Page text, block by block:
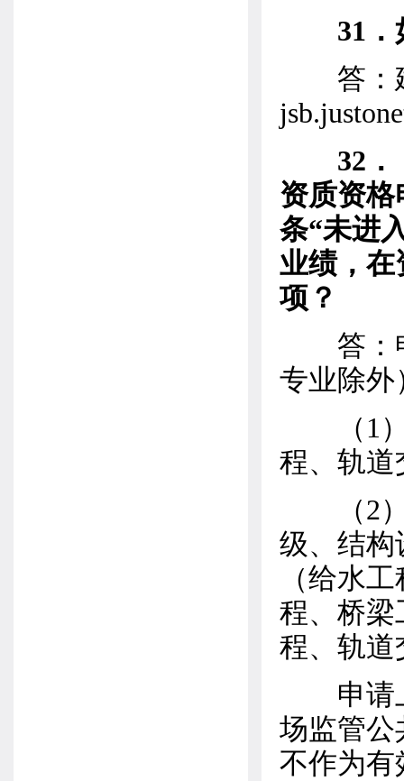
31
答：建
32
资质资格
条“未进
业绩，在
项？
答：申
专业除外
（1）
程、轨道
（2）
级、结构
（给水
程、桥梁
程、轨道
申请上
场监管公
不作为有